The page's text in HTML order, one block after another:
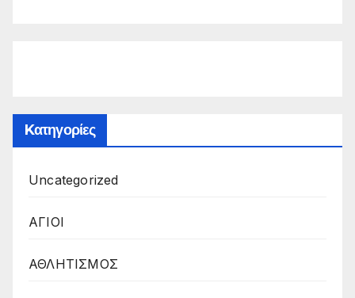
Kατηγορίες
Uncategorized
ΑΓΙΟΙ
ΑΘΛΗΤΙΣΜΟΣ